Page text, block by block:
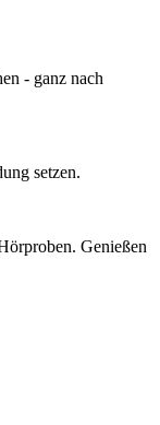
- ganz nach
setzen.
Genießen